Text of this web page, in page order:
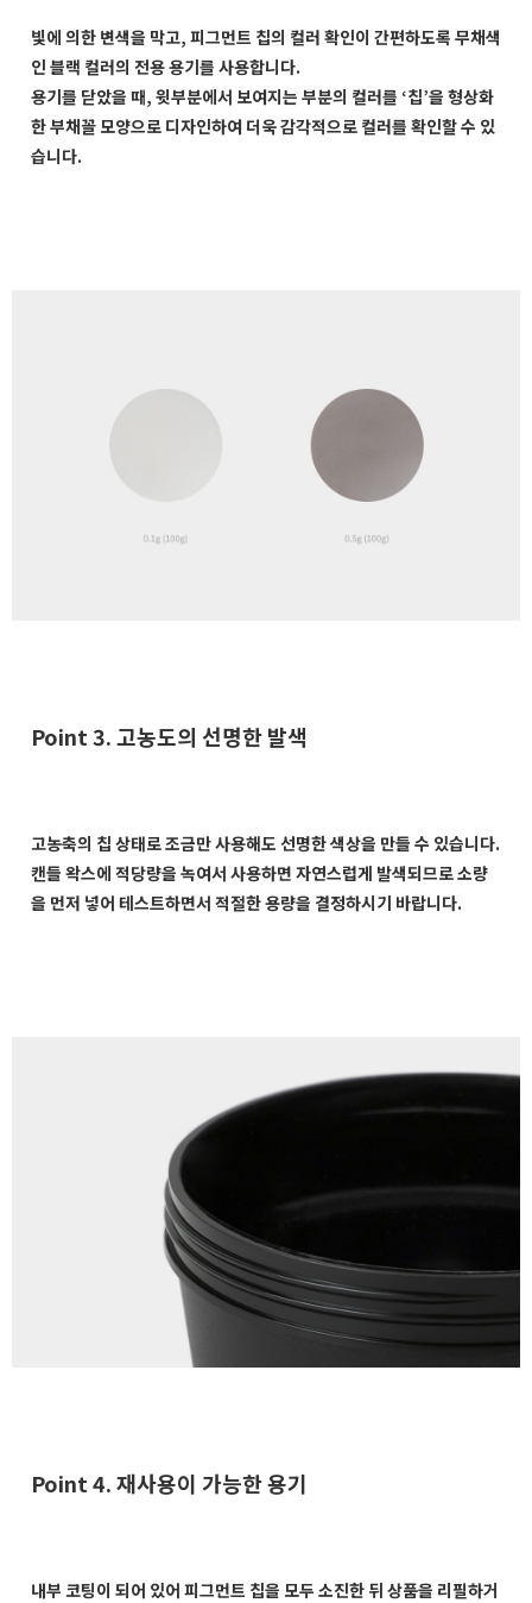
빛에 의한 변색을 막고, 피그먼트 칩의 컬러 확인이 간편하도록 무채색
인 블랙 컬러의 전용 용기를 사용합니다.
용기를 닫았을 때, 윗부분에서 보여지는 부분의 컬러를 ‘칩’을 형상화
한 부채꼴 모양으로 디자인하여 더욱 감각적으로 컬러를 확인할 수 있
습니다.
Point 3. 고농도의 선명한 발색
고농축의 칩 상태로 조금만 사용해도 선명한 색상을 만들 수 있습니다.
캔들 왁스에 적당량을 녹여서 사용하면 자연스럽게 발색되므로 소량
을 먼저 넣어 테스트하면서 적절한 용량을 결정하시기 바랍니다.
Point 4. 재사용이 가능한 용기
내부 코팅이 되어 있어 피그먼트 칩을 모두 소진한 뒤 상품을 리필하거